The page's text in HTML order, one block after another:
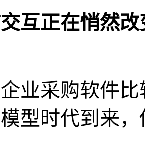
互正在悄然
业采购软件
型时代到来